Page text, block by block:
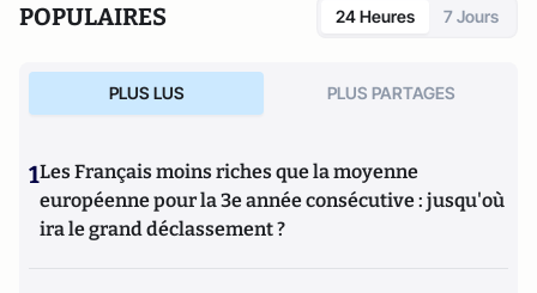
POPULAIRES 24 Heures 7 Jours
PLUS LUS PLUS PARTAGES
1Les Français moins riches que la moyenne
européenne pour la 3e année consécutive : jusqu'où
ira le grand déclassement ?